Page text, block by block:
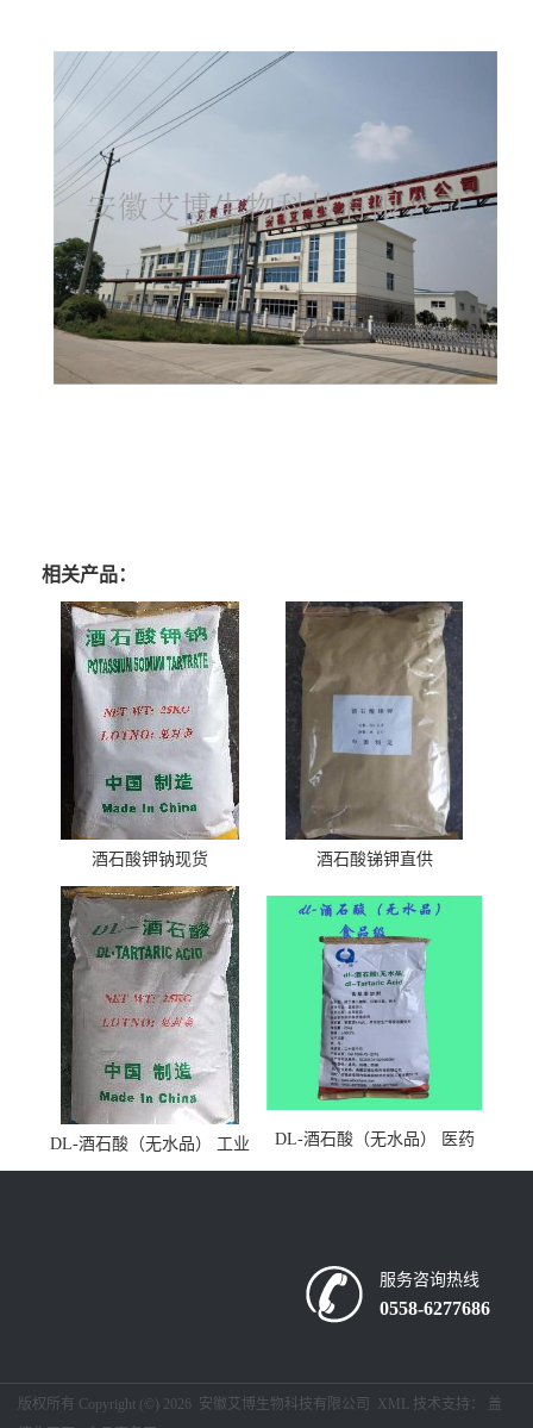
相关产品：
酒石酸钾钠现货 酒石酸锑钾直供
DL-酒石酸（无水品） 工业
级
DL-酒石酸（无水品） 医药
级
服务咨询热线
0558-6277686
版权所有 Copyright (©) 2026 安徽艾博生物科技有限公司 XML 技术支持： 盖